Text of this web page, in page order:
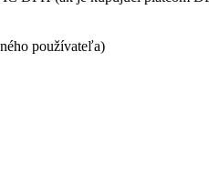
používateľa)